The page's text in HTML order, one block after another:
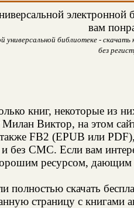
электронной
вам
библиотеке - скачать
без
книг, некоторые из
Виктор, на этом
FB2 (EPUB или
и без СМС. Если вам
ресурсом,
скачать
страницу с книгами